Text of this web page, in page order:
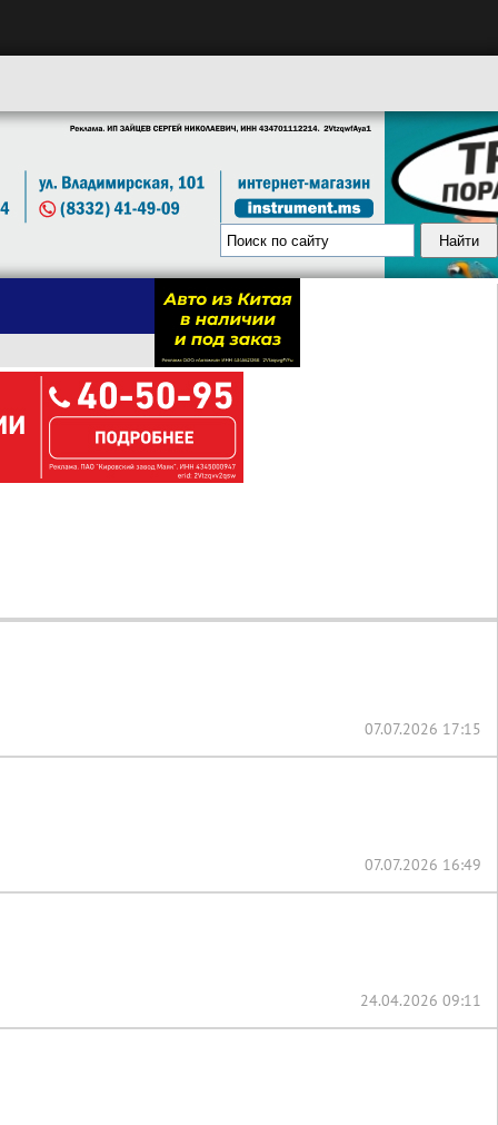
07.07.2026 17:15
07.07.2026 16:49
24.04.2026 09:11